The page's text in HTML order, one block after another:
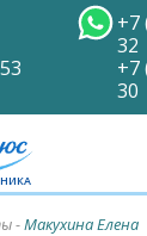
+7
32
+7
30
-Макухина Елена